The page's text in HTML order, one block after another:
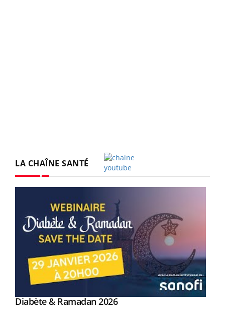
LA CHAÎNE SANTÉ
Youtube
Diabète & Ramadan 2026Youtube